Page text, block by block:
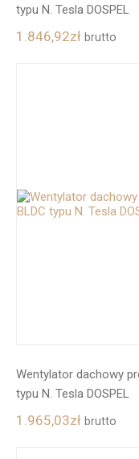
typu N. Tesla DOSPEL
1.846,92zł brutto
Wentylator dachowy
typu N. Tesla DOSPEL
1.965,03zł brutto